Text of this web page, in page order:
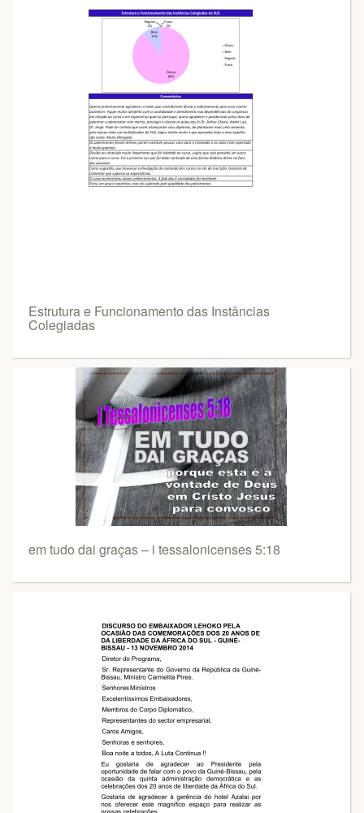
Estrutura e Funcionamento das Instâncias
Colegiadas
em tudo dai graças – i tessalonicenses 5:18